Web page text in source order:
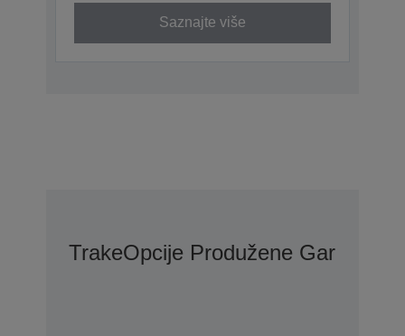
Saznajte više
TrakeOpcije Produžene Garancije